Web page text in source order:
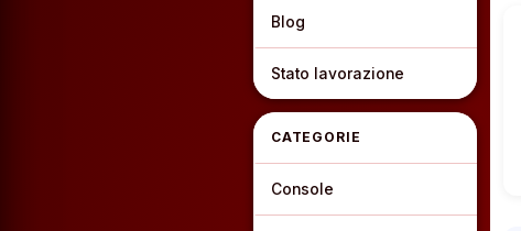
Blog
Stato lavorazione
CATEGORIE
Console